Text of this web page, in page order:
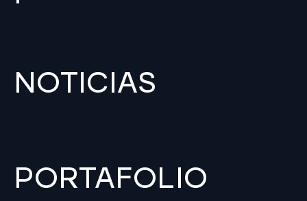
NOTICIAS
PORTAFOLIO